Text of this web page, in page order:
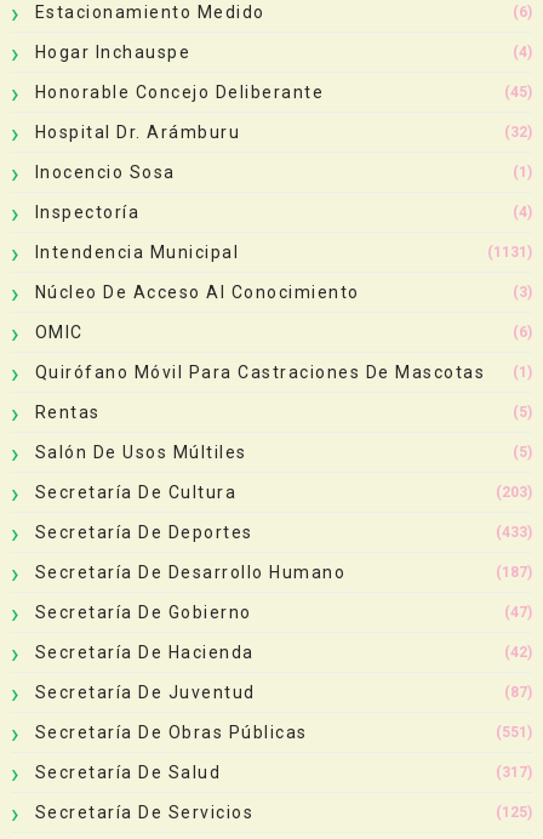
Estacionamiento Medido (6)
Hogar Inchauspe (4)
Honorable Concejo Deliberante (45)
Hospital Dr. Arámburu (32)
Inocencio Sosa (1)
Inspectoría (4)
Intendencia Municipal (1131)
Núcleo De Acceso Al Conocimiento (3)
OMIC (6)
Quirófano Móvil Para Castraciones De Mascotas (1)
Rentas (5)
Salón De Usos Múltiles (5)
Secretaría De Cultura (203)
Secretaría De Deportes (433)
Secretaría De Desarrollo Humano (187)
Secretaría De Gobierno (47)
Secretaría De Hacienda (42)
Secretaría De Juventud (87)
Secretaría De Obras Públicas (551)
Secretaría De Salud (317)
Secretaría De Servicios (125)